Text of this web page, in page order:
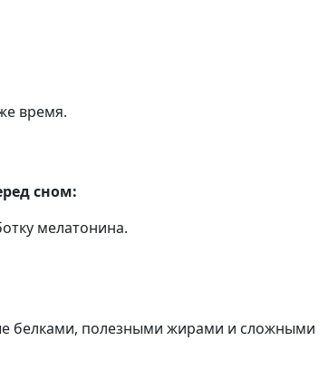
время.
сном:
мелатонина.
белками, полезными жирами и сложными